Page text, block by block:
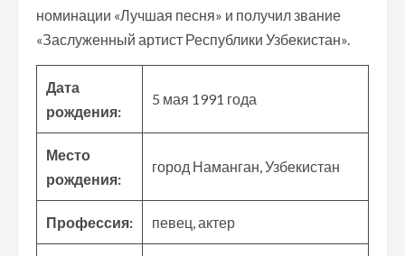
номинации «Лучшая песня» и получил звание
«Заслуженный артист Республики Узбекистан».
Дата
рождения:
5 мая 1991 года
Место
рождения:
город Наманган, Узбекистан
Профессия: певец, актер